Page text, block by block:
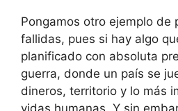
Pongamos otro ejemplo de
fallidas, pues si hay algo
planificado con absoluta
guerra, donde un país se
dineros, territorio y lo más